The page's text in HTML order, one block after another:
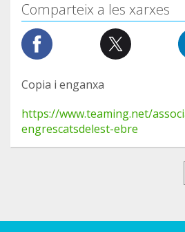
Comparteix a les xarxes
Copia i enganxa
https://www.teaming.net/
engrescatsdelest-ebre